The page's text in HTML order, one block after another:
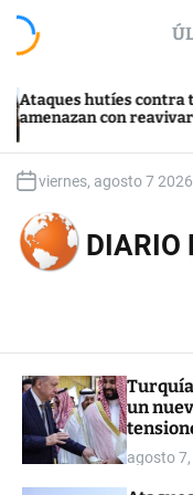
c
hutíes contra tropas
con reavivar la
viernes, agosto 7 2026
DIARIO
un
agosto